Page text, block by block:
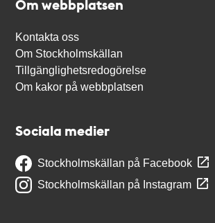
Om webbplatsen
Kontakta oss
Om Stockholmskällan
Tillgänglighetsredogörelse
Om kakor på webbplatsen
Sociala medier
Stockholmskällan på Facebook
Stockholmskällan på Instagram